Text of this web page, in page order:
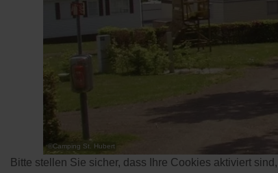
©Camping St. Hubert
Bitte stellen Sie sicher, dass Ihre Cookies aktiviert